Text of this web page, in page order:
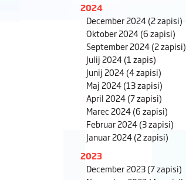
2024
December 2024(2 zapisi)
Oktober 2024(6 zapisi)
September 2024(2 zapisi)
Julij 2024(1 zapis)
Junij 2024(4 zapisi)
Maj 2024(13 zapisi)
April 2024(7 zapisi)
Marec 2024(6 zapisi)
Februar 2024(3 zapisi)
Januar 2024(2 zapisi)
2023
December 2023(7 zapisi)